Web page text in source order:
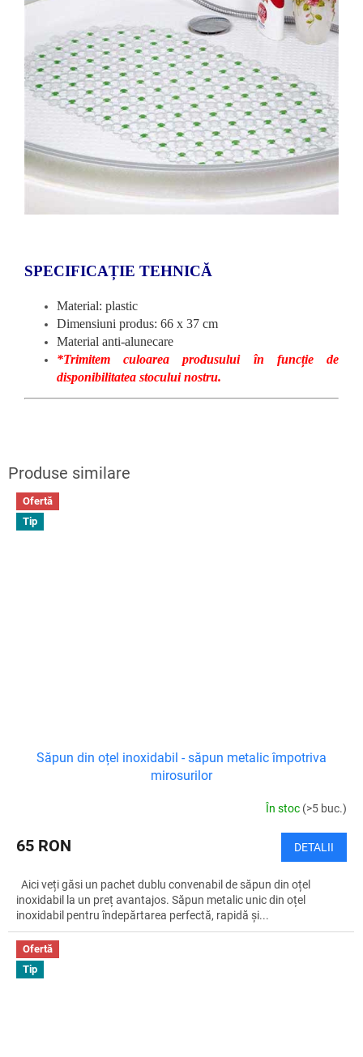
SPECIFICAȚIE TEHNICĂ
Material: plastic
Dimensiuni produs: 66 x 37 cm
Material anti-alunecare
*Trimitem culoarea produsului în funcție de
disponibilitatea stocului nostru.
Ofertă
Tip
Săpun din oțel inoxidabil - săpun metalic împotriva
mirosurilor
În stoc (>5 buc.)
65 RON DETALII
Aici veți găsi un pachet dublu convenabil de săpun din oțel
inoxidabil la un preț avantajos. Săpun metalic unic din oțel
inoxidabil pentru îndepărtarea perfectă, rapidă și...
Ofertă
Tip